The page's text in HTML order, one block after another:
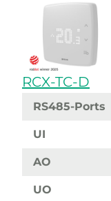
RCX-TC-D
RS485-Ports
UI
AO
UO